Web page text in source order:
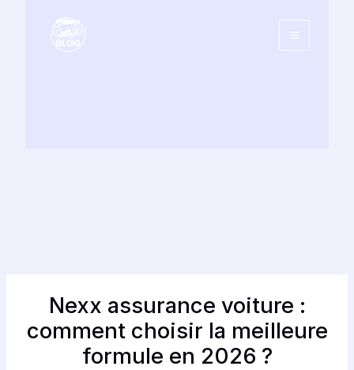
Nexx assurance voiture :
comment choisir la meilleure
formule en 2026 ?